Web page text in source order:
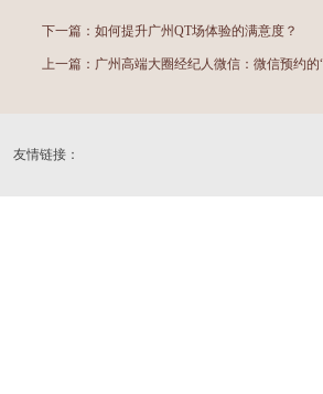
下一篇： 如何提升广州QT场体验的满意度？
上一篇： 广州高端大圈经纪人微信：微信预约
友情链接：